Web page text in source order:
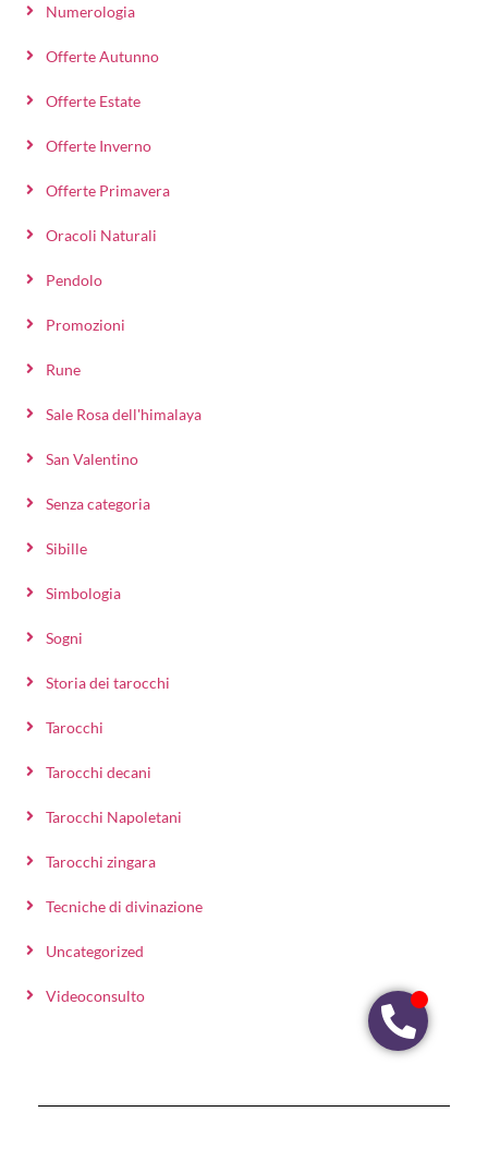
Numerologia
Offerte Autunno
Offerte Estate
Offerte Inverno
Offerte Primavera
Oracoli Naturali
Pendolo
Promozioni
Rune
Sale Rosa dell'himalaya
San Valentino
Senza categoria
Sibille
Simbologia
Sogni
Storia dei tarocchi
Tarocchi
Tarocchi decani
Tarocchi Napoletani
Tarocchi zingara
Tecniche di divinazione
Uncategorized
Videoconsulto